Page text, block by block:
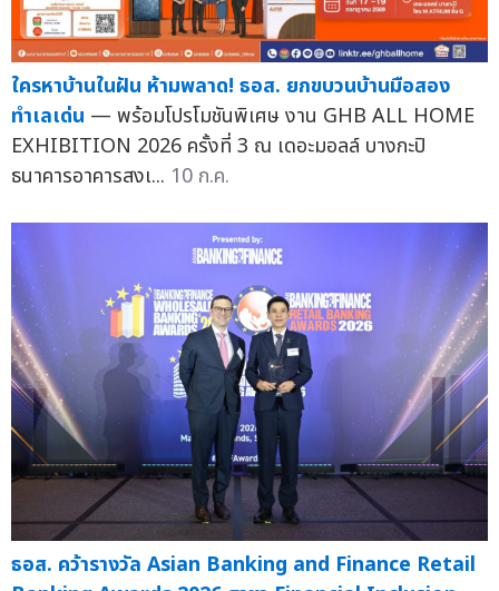
ใครหาบ้านในฝัน ห้ามพลาด! ธอส. ยกขบวนบ้านมือสอง
ทำเลเด่น — พร้อมโปรโมชันพิเศษ งาน GHB ALL HOME
EXHIBITION 2026 ครั้งที่ 3 ณ เดอะมอลล์ บางกะปิ
ธนาคารอาคารสงเ... 10 ก.ค.
ธอส. คว้ารางวัล Asian Banking and Finance Retail